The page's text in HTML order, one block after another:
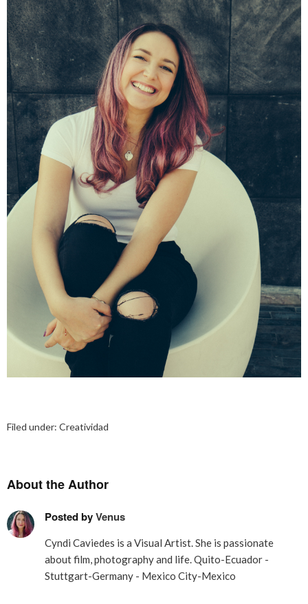
Filed under: Creatividad
About the Author
Posted byVenus
Cyndi Caviedes is a Visual Artist. She is passionate
about film, photography and life. Quito-Ecuador -
Stuttgart-Germany - Mexico City-Mexico